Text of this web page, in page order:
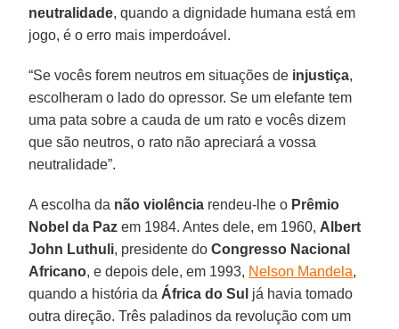
neutralidade, quando a dignidade humana está em
jogo, é o erro mais imperdoável.
“Se vocês forem neutros em situações de injustiça,
escolheram o lado do opressor. Se um elefante tem
uma pata sobre a cauda de um rato e vocês dizem
que são neutros, o rato não apreciará a vossa
neutralidade”.
A escolha da não violência rendeu-lhe o Prêmio
Nobel da Paz em 1984. Antes dele, em 1960, Albert
John Luthuli, presidente doCongresso Nacional
Africano, e depois dele, em 1993, Nelson Mandela,
quando a história da África do Sul já havia tomado
outra direção. Três paladinos da revolução com um